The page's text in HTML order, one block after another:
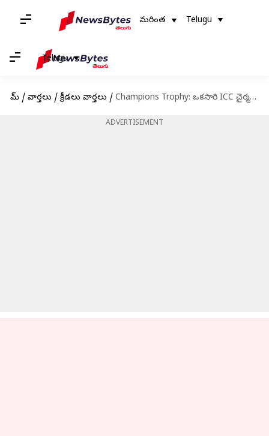
మరింత Telugu
Telugu
హోమ్ / వార్తలు / క్రీడలు వార్తలు / Champions Trophy: ఒకసారి ICC చైర్మన్ గా జేషా బాధ్యతలు స్వీకరిస్తే..: ఛాంపియన్స్ ట్రోఫీ డెడ్‌లాక్‌పై పీసీబీ అధ్యక్షుడు కీలక వ్యాఖ్యలు
ADVERTISEMENT